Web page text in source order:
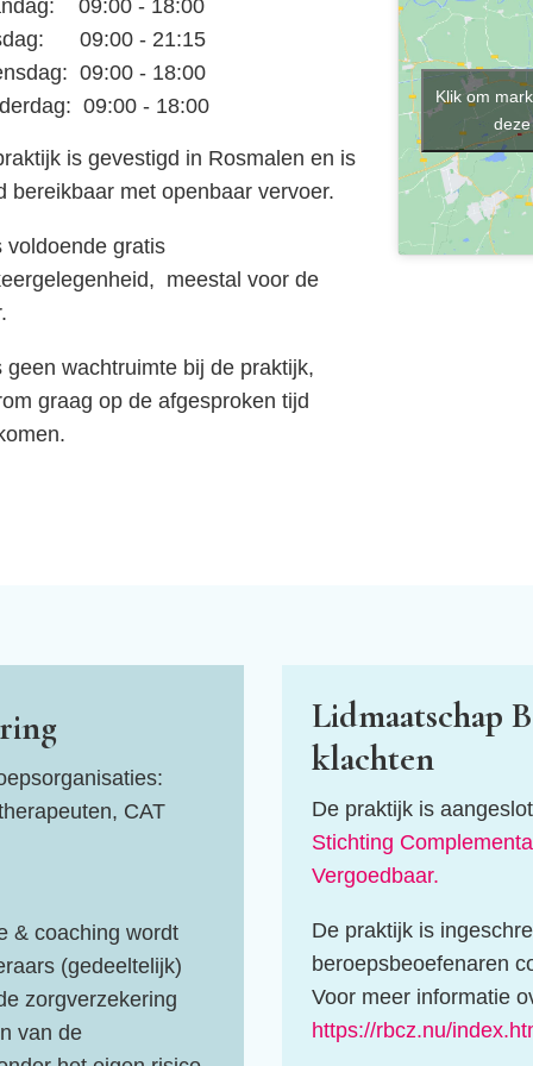
09:00 - 18:00
09:00 - 21:15
09:00 - 18:00
09:00 - 18:00
is gevestigd in Rosmalen en is
bereikbaar met openbaar vervoer.
voldoende gratis
meestal voor de
geen wachtruimte bij de praktijk,
graag op de afgesproken tijd
Klik om
CAT
& coaching wordt
(gedeeltelijk)
zorgverzekering
van de
Lidmaatschap
klachten
De praktijk is
Stichting
Vergoedbaar.
De praktijk is
beroepsbeoefenaren
Voor meer informatie
https://rbcz.nu/